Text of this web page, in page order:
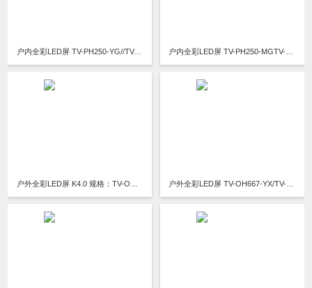
户内全彩LED屏 TV-PH250-YG//TV-PH250-YS//TV-PH250-YZ/TV-PH300-YG/TV-PH300-YZ